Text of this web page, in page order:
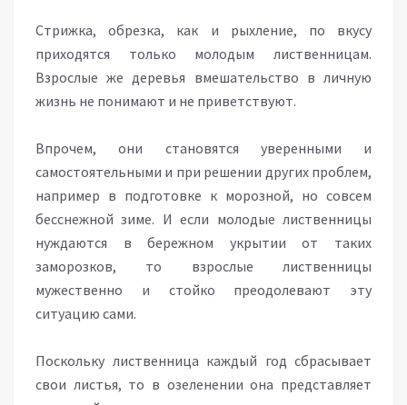
Стрижка, обрезка, как и рыхление, по вкусу
приходятся только молодым лиственницам.
Взрослые же деревья вмешательство в личную
жизнь не понимают и не приветствуют.
Впрочем, они становятся уверенными и
самостоятельными и при решении других проблем,
например в подготовке к морозной, но совсем
бесснежной зиме. И если молодые лиственницы
нуждаются в бережном укрытии от таких
заморозков, то взрослые лиственницы
мужественно и стойко преодолевают эту
ситуацию сами.
Поскольку лиственница каждый год сбрасывает
свои листья, то в озеленении она представляет